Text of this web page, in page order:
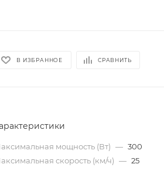
В ИЗБРАННОЕ СРАВНИТЬ
мощность (Вт) — 300
скорость (км/ч) — 25